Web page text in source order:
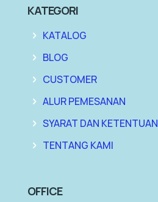
KATEGORI
KATALOG
BLOG
CUSTOMER
ALUR PEMESANAN
SYARAT DAN KETENTUAN
TENTANG KAMI
OFFICE